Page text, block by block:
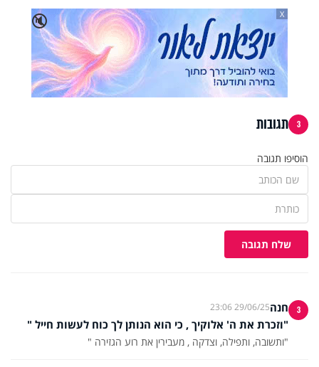
🔇
X
3 תגובות
הוסיפו תגובה
שלח תגובה
3 חנה29/06/25 23:06
"וזכרת את ה' אלוקיך , כי הוא הנותן לך כוח לעשות חייל "
"ותשובה, ותפילה, וצדקה , מעבירין את רוע הגזירה "